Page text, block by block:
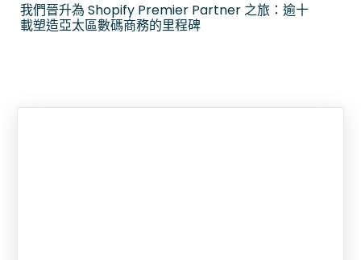
我們晉升為 Shopify Premier Partner 之旅：逾十
載塑造亞太區數碼商務的里程碑